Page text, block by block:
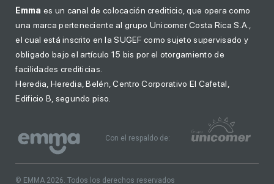
Emma es un canal de colocación crediticio, que opera como
una marca perteneciente al grupo Unicomer Costa Rica S.A.,
el cual está inscrito en la SUGEF como sujeto supervisado y
obligado bajo el artículo 15 bis por el otorgamiento de
facilidades crediticias.
Heredia, Heredia, Belén, Centro Corporativo El Cafetal,
Edificio B, segundo piso.
© EMMA 2026. Todos los derechos reservados
Con el respaldo de: